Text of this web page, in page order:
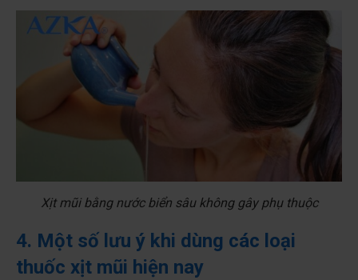
Xịt mũi bằng nước biển sâu không gây phụ thuộc
4. Một số lưu ý khi dùng các loại
thuốc xịt mũi hiện nay